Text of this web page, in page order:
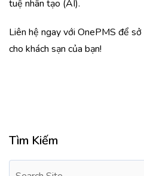
tuệ nhân tạo (AI).
Liên hệ ngay với OnePMS để
cho khách sạn của bạn!
Tìm Kiếm